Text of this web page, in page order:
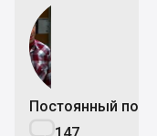
Постоянный